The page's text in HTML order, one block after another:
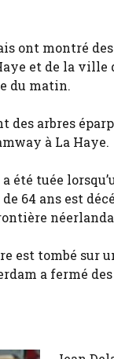
ont montré
et de la
du matin.
des arbres
à La Haye.
a été tuée
64 ans est
est tombé sur
a fermé